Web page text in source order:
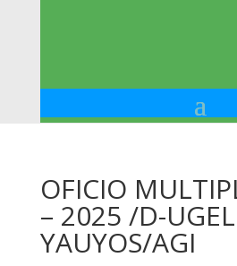
OFICIO
– 2025 /D-
YAUYOS/AGI